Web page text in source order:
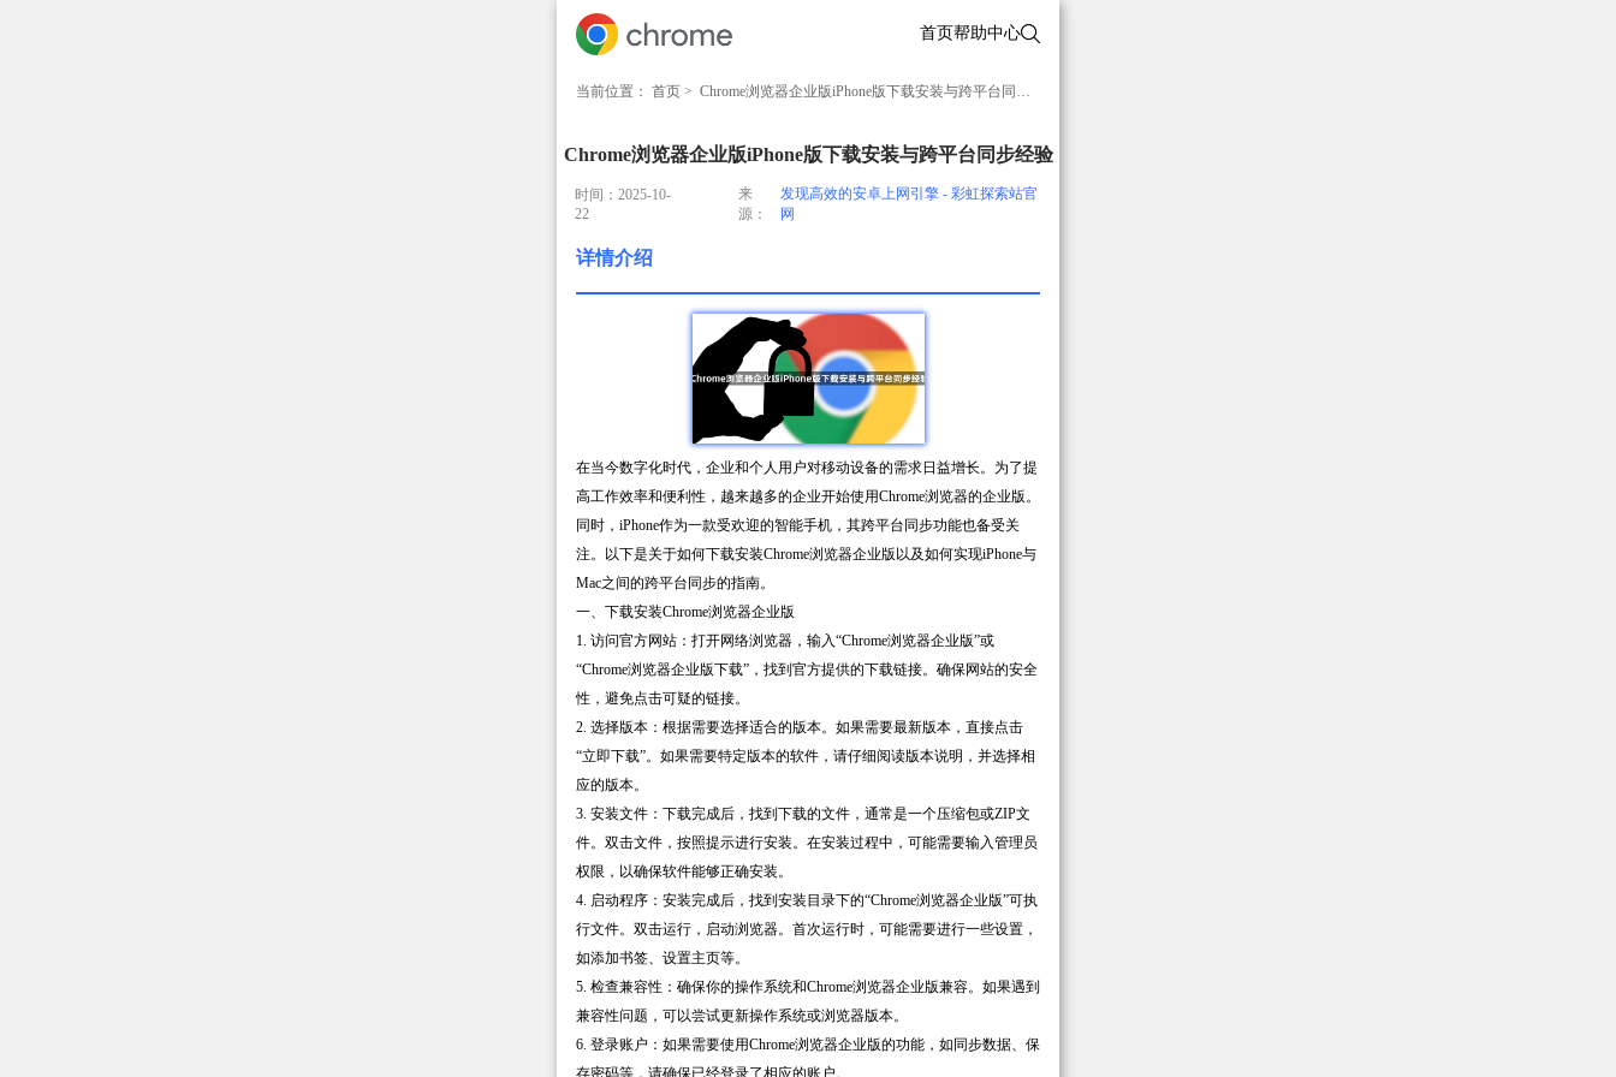
首页帮助中心
当前位置： 首页 > Chrome浏览器企业版iPhone版下载安装与跨平台同步经验
Chrome浏览器企业版iPhone版下载安装与跨平台同步经验
时间：2025-10-
22
来
源：
发现高效的安卓上网引擎 - 彩虹探索站官
网
详情介绍
在当今数字化时代，企业和个人用户对移动设备的需求日益增长。为了提
高工作效率和便利性，越来越多的企业开始使用Chrome浏览器的企业版。
同时，iPhone作为一款受欢迎的智能手机，其跨平台同步功能也备受关
注。以下是关于如何下载安装Chrome浏览器企业版以及如何实现iPhone与
Mac之间的跨平台同步的指南。
一、下载安装Chrome浏览器企业版
1. 访问官方网站：打开网络浏览器，输入“Chrome浏览器企业版”或
“Chrome浏览器企业版下载”，找到官方提供的下载链接。确保网站的安全
性，避免点击可疑的链接。
2. 选择版本：根据需要选择适合的版本。如果需要最新版本，直接点击
“立即下载”。如果需要特定版本的软件，请仔细阅读版本说明，并选择相
应的版本。
3. 安装文件：下载完成后，找到下载的文件，通常是一个压缩包或ZIP文
件。双击文件，按照提示进行安装。在安装过程中，可能需要输入管理员
权限，以确保软件能够正确安装。
4. 启动程序：安装完成后，找到安装目录下的“Chrome浏览器企业版”可执
行文件。双击运行，启动浏览器。首次运行时，可能需要进行一些设置，
如添加书签、设置主页等。
5. 检查兼容性：确保你的操作系统和Chrome浏览器企业版兼容。如果遇到
兼容性问题，可以尝试更新操作系统或浏览器版本。
6. 登录账户：如果需要使用Chrome浏览器企业版的功能，如同步数据、保
存密码等，请确保已经登录了相应的账户。